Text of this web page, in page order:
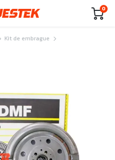
0
Kit de embrague